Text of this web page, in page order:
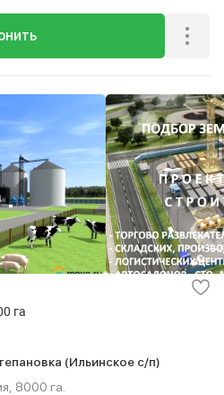
га
(Ильинское с/п)
8000 га.